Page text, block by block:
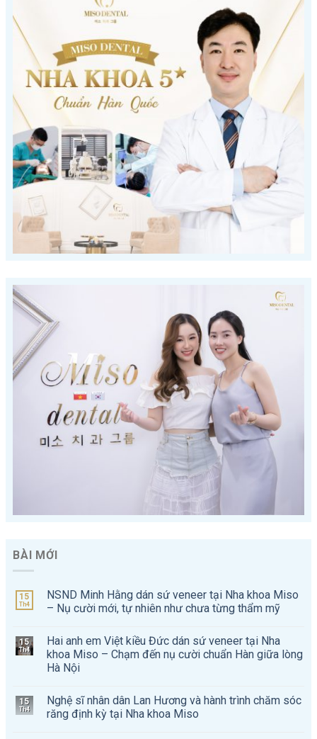
BÀI MỚI
15
Th4
NSND Minh Hằng dán sứ veneer tại Nha khoa Miso
– Nụ cười mới, tự nhiên như chưa từng thẩm mỹ
15
Th4
Hai anh em Việt kiều Đức dán sứ veneer tại Nha
khoa Miso – Chạm đến nụ cười chuẩn Hàn giữa lòng
Hà Nội
15
Th4
Nghệ sĩ nhân dân Lan Hương và hành trình chăm sóc
răng định kỳ tại Nha khoa Miso